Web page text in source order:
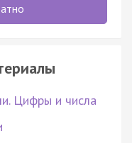
Цифры и числа